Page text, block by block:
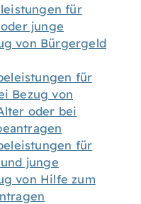
für
junge
von Bürgergeld
für
Bezug von
oder bei
für
junge
von Hilfe zum